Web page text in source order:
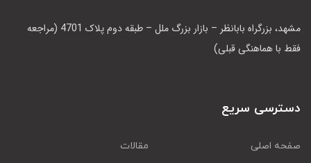
مشهد، بزرگراه بابانظر – بازار بزرگ ملل – طبقه دوم پلاک 4701 (مراجعه
فقط با هماهنگی قبلی)
دسترسی سریع
صفحه اصلی
مقالات